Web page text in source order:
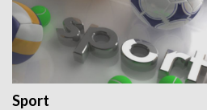
Sport